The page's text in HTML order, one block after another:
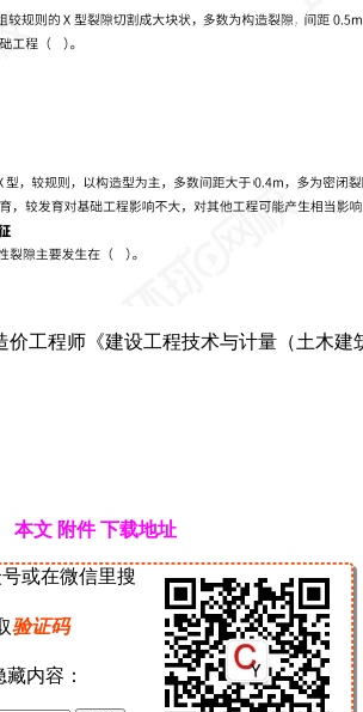
价工程师《建设工程技术与计量（土木建
本文 附件 下载地址
或在微信里搜
验证码
内容：